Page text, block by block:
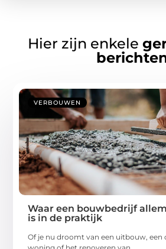
Hier zijn enkele
VERBOUWEN
Waar een bouwbedrijf
is in de praktijk
Of je nu droomt van een uitbouw, een